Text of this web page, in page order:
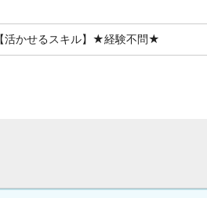
活かせるスキル】★経験不問★